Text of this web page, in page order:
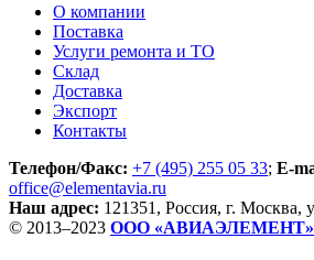
О компании
Поставка
Услуги ремонта и ТО
Склад
Доставка
Экспорт
Контакты
Телефон/Факс: +7 (495) 255 05 33; E-
office@elementavia.ru
Наш адрес: 121351, Россия, г. Москва,
© 2013–2023 ООО «АВИАЭЛЕМЕНТ»